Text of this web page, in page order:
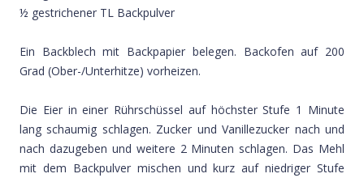
½ gestrichener TL Backpulver
Ein Backblech mit Backpapier belegen. Backofen auf 200
Grad (Ober-/Unterhitze) vorheizen.
Die Eier in einer Rührschüssel auf höchster Stufe 1 Minute
lang schaumig schlagen. Zucker und Vanillezucker nach und
nach dazugeben und weitere 2 Minuten schlagen. Das Mehl
mit dem Backpulver mischen und kurz auf niedriger Stufe